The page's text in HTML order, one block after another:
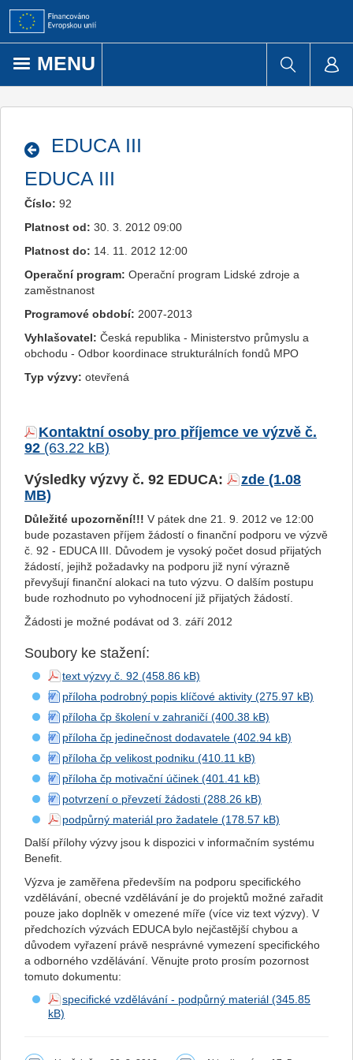
Přejít k obsahu
MENU
EDUCA III
EDUCA III
Číslo: 92
Platnost od: 30. 3. 2012 09:00
Platnost do: 14. 11. 2012 12:00
Operační program: Operační program Lidské zdroje a
zaměstnanost
Programové období: 2007-2013
Vyhlašovatel: Česká republika - Ministerstvo průmyslu a
obchodu - Odbor koordinace strukturálních fondů MPO
Typ výzvy: otevřená
Kontaktní osoby pro příjemce ve výzvě č.
92
Výsledky výzvy č. 92 EDUCA:
zde
Důležité upozornění!!! V pátek dne 21. 9. 2012 ve 12:00
bude pozastaven příjem žádostí o finanční podporu ve výzvě
č. 92 - EDUCA III. Důvodem je vysoký počet dosud přijatých
žádostí, jejihž požadavky na podporu již nyní výrazně
převyšují finanční alokaci na tuto výzvu. O dalším postupu
bude rozhodnuto po vyhodnocení již přijatých žádostí.
Žádosti je možné podávat od 3. září 2012
Soubory ke stažení:
text výzvy č. 92
příloha podrobný popis klíčové aktivity
příloha čp školení v zahraničí
příloha čp jedinečnost dodavatele
příloha čp velikost podniku
příloha čp motivační účinek
potvrzení o převzetí žádosti
podpůrný materiál pro žadatele
Další přílohy výzvy jsou k dispozici v informačním systému
Benefit.
Výzva je zaměřena především na podporu specifického
vzdělávání, obecné vzdělávání je do projektů možné zařadit
pouze jako doplněk v omezené míře (více viz text výzvy). V
předchozích výzvách EDUCA bylo nejčastější chybou a
důvodem vyřazení právě nesprávné vymezení specifického
a odborného vzdělávání. Věnujte proto prosím pozornost
tomuto dokumentu:
specifické vzdělávání - podpůrný materiál